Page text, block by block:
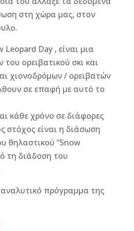
στη χώρα μας, στον
Day , είναι μια
ορειβατικού σκι και
χιονοδρόμων / ορειβατών
σε επαφή με αυτό το
κάθε χρόνο σε διάφορες
στόχος είναι η διάσωση
θηλαστικού “Snow
τη διάδοση του
πρόγραμμα της